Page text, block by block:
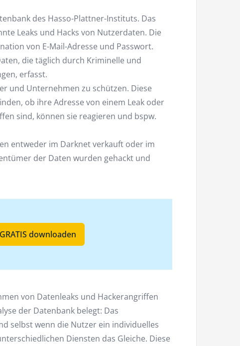
des Hasso-Plattner-Instituts. Das
Leaks und Hacks von Nutzerdaten. Die
von E-Mail-Adresse und Passwort.
die täglich durch Kriminelle und
erfasst.
und Unternehmen zu schützen. Diese
ob ihre Adresse von einem Leak oder
sind, können sie reagieren und bspw.
entweder im Darknet verkauft oder im
der Daten wurden gehackt und
downloaden
von Datenleaks und Hackerangriffen
der Datenbank belegt: Das
selbst wenn die Nutzer ein individuelles
Diensten das Gleiche. Diese